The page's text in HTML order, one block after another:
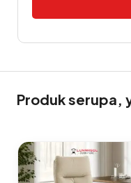
Produk serupa,